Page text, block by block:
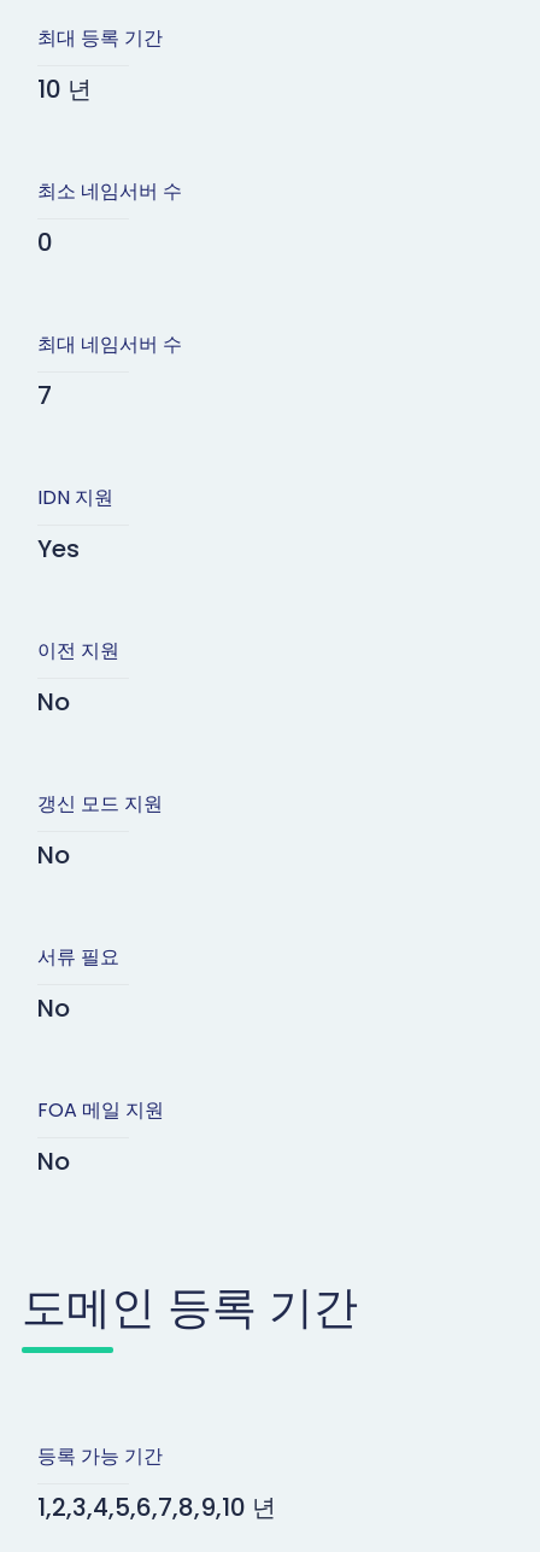
최대 등록 기간
10 년
최소 네임서버 수
0
최대 네임서버 수
7
IDN 지원
Yes
이전 지원
No
갱신 모드 지원
No
서류 필요
No
FOA 메일 지원
No
도메인 등록 기간
등록 가능 기간
1,2,3,4,5,6,7,8,9,10 년